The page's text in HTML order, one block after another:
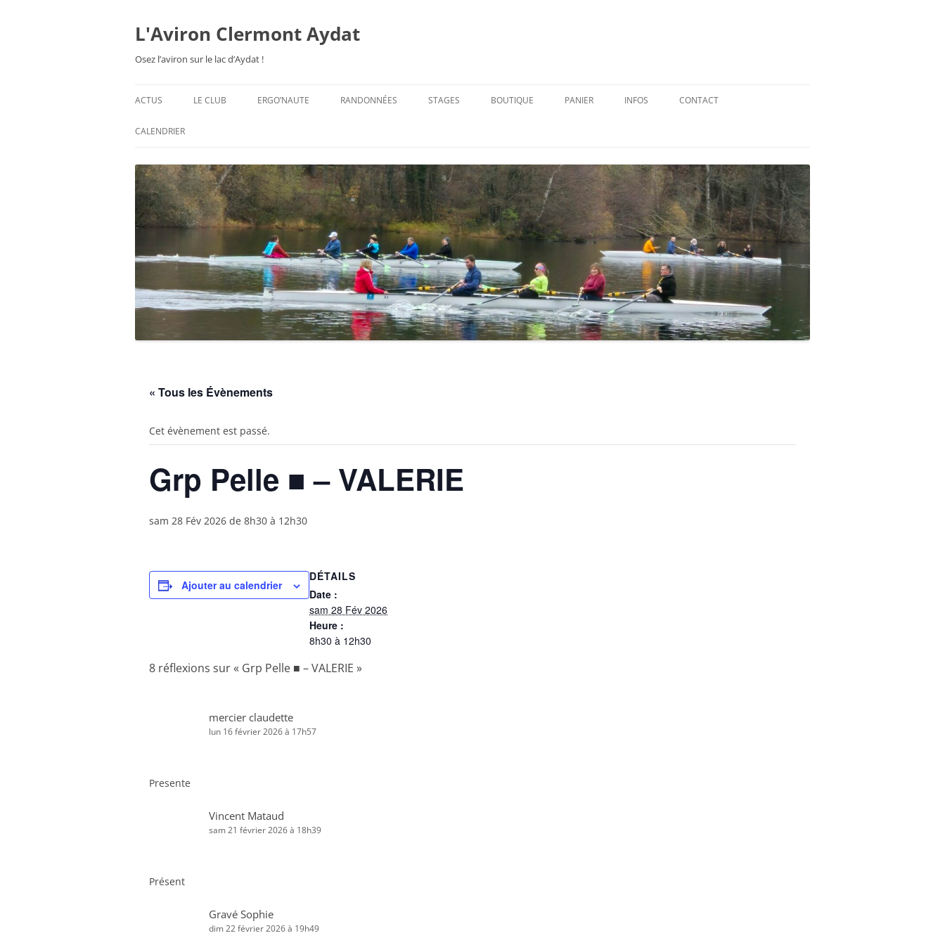
L'Aviron Clermont Aydat
Osez l’aviron sur le lac d’Aydat !
ACTUS LE CLUB
ESPACE ADHÉSION
TARIFS 2026-27
ERGO’NAUTE RANDONNÉES STAGES BOUTIQUE PANIER INFOS
RÉGLEMENT INTÉRIEUR
RÉGLEMENT DE LA FFA
MENTIONS LÉGALES
PARTENAIRES
CONTACT
CALENDRIER
« Tous les Évènements
Cet évènement est passé.
Grp Pelle ■ – VALERIE
sam 28 Fév 2026 de 8h30 à 12h30
Ajouter au calendrier
DÉTAILS
Date :
sam 28 Fév 2026
Heure :
8h30 à 12h30
8 réflexions sur « Grp Pelle ■ – VALERIE »
mercier claudette
lun 16 février 2026 à 17h57
Presente
Vincent Mataud
sam 21 février 2026 à 18h39
Présent
Gravé Sophie
dim 22 février 2026 à 19h49